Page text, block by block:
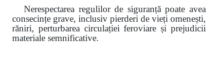
Nerespectarea regulilor de siguranță poate avea
consecințe grave, inclusiv pierderi de vieți omenești,
răniri, perturbarea circulației feroviare și prejudicii
materiale semnificative.